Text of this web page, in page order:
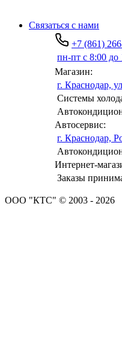
Связаться с нами
+7 (861)
пн-пт с 8:00 до
Магазин:
г. Краснодар,
Системы
Автосервис:
г. Краснодар,
Интернет-
Заказы
ООО "КТС" © 2003 - 2026